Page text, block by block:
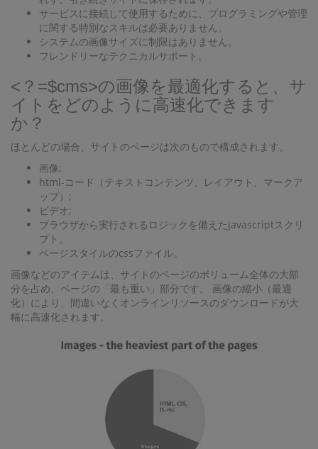
サービスに接続して使用するために、プログラミングや管理
に関する特別なスキルは必要ありません。
システムの画像サイズに制限はありません。
フレンドリーなテクニカルサポート。
<？=$cms>の画像を最適化すると、サ
イトをどのように高速化できます
か？
ほとんどの場合、サイトのページは次のもので構成されます。
画像;
html-コード（テキストコンテンツ、レイアウト、マークア
ップ）;
ビデオ;
ブラウザから実行されるロジックを備えたjavascriptスクリ
プト。
ページスタイルのcssファイル。
画像などのアイテムは、サイトのページのボリューム全体の大部
分を占め、ページの「最も重い」部分です。 画像の縮小（最適
化）により、間違いなくオンラインリソースのダウンロードが大
幅に高速化されます。